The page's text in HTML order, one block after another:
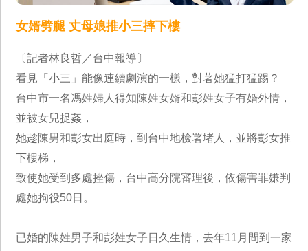
女婿劈腿 丈母娘推小三摔下樓
〔記者林良哲／台中報導〕
看見「小三」能像連續劇演的一樣，對著她猛打猛踢？
台中市一名馮姓婦人得知陳姓女婿和彭姓女子有婚外情，
並被女兒捉姦，
她趁陳男和彭女出庭時，到台中地檢署堵人，並將彭女推
下樓梯，
致使她受到多處挫傷，台中高分院審理後，依傷害罪嫌判
處她拘役50日。
已婚的陳姓男子和彭姓女子日久生情，去年11月間到一家